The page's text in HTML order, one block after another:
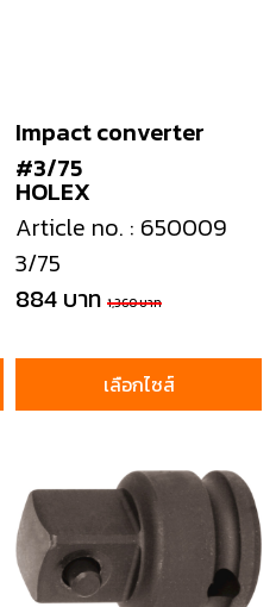
HOLEX
Impact converter
#3/75
Article no. : 650009
3/75
884 บาท 1,360 บาท
เลือกไซส์